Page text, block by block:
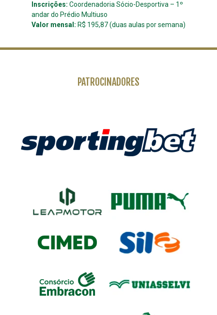
Inscrições: Coordenadoria Sócio-Desportiva – 1º
andar do Prédio Multiuso
Valor mensal: R$ 195,87 (duas aulas por semana)
PATROCINADORES